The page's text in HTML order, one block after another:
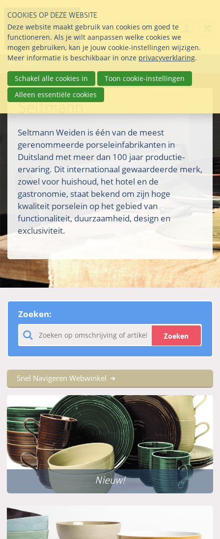
links
over
Direct
naar
inhoud
Direct
naar
het
info@seltmann-
Stel uw vraag
085 76 07 000
Search
Menu
Seltmann
Seltmann Weiden is één van de meest
gerenommeerde porseleinfabrikanten in
Duitsland met meer dan 100 jaar productie-
ervaring. Dit internationaal gewaardeerde merk,
zowel voor huishoud, het hotel en de
gastronomie, staat bekend om zijn hoge
kwaliteit porselein op het gebied van
functionaliteit, duurzaamheid, design en
exclusiviteit.
Zoeken:
Zoeken
Snel Navigeren Webwinkel
Nieuw!
COOKIES OP DEZE WEBSITE
Deze website maakt gebruik van cookies om goed te
functioneren. Als je wilt aanpassen welke cookies we
mogen gebruiken, kan je jouw cookie-instellingen wijzigen.
Meer informatie is beschikbaar in onze privacyverklaring.
Schakel alle cookies in
Toon cookie-instellingen
Alleen essentiële cookies